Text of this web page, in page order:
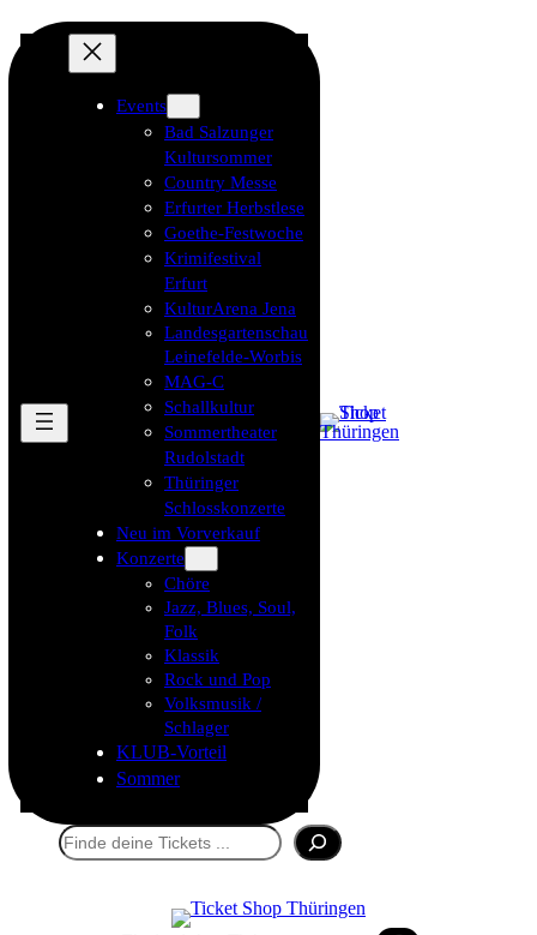
Events
Bad Salzunger
Kultursommer
Country Messe
Erfurter Herbstlese
Goethe-Festwoche
Krimifestival
Erfurt
KulturArena Jena
Landesgartenschau
Leinefelde-Worbis
MAG-C
Schallkultur
Sommertheater
Rudolstadt
Thüringer
Schlosskonzerte
Neu im Vorverkauf
Konzerte
Chöre
Jazz, Blues, Soul,
Folk
Klassik
Rock und Pop
Volksmusik /
Schlager
KLUB-Vorteil
Sommer
Suchen
Tickets kaufen